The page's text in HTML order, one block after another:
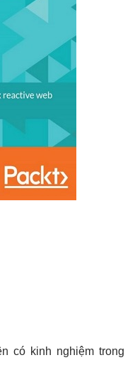
có kinh nghiệm trong